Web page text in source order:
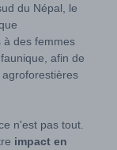
du Népal, le
à des femmes
afin de
n'est pas tout.
impact en